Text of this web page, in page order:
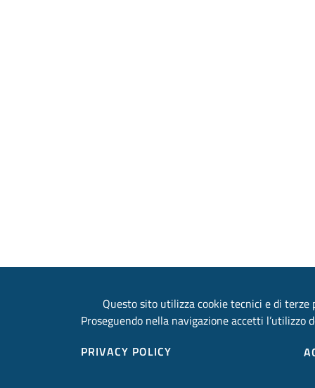
Questo sito utilizza cookie tecnici e di terze
Proseguendo nella navigazione accetti l’utilizzo
PRIVACY POLICY